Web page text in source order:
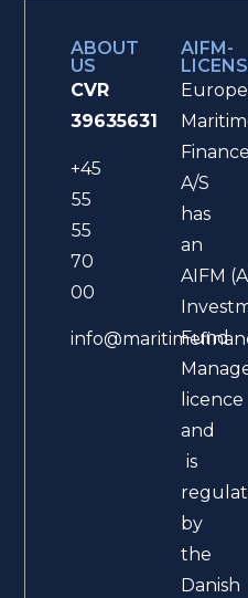
ABOUT
US
CVR
39635631
+45
55
55
70
00
AIFM-
Finance
A/S
has
an
AIFM
Fund
licence
and
is
by
the
Danish